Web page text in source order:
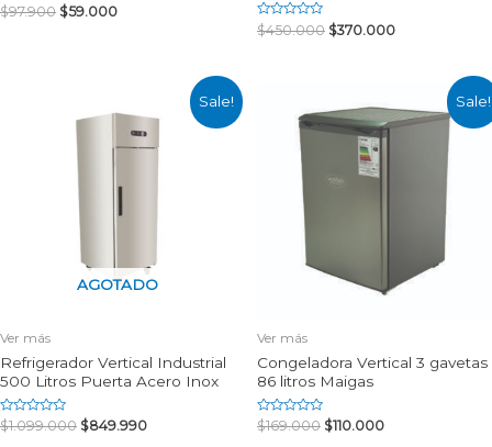
Rated
0
$97.900 $59.000
Rated
0
$450.000 $370.000
Sale!
AGOTADO
Ver más
Refrigerador Vertical Industrial
500 Litros Puerta Acero Inox
Rated
0
$1.099.000 $849.990
Sale!
Ver más
Congeladora Vertical 3 gavetas
86 litros Maigas
Rated
0
$169.000 $110.000